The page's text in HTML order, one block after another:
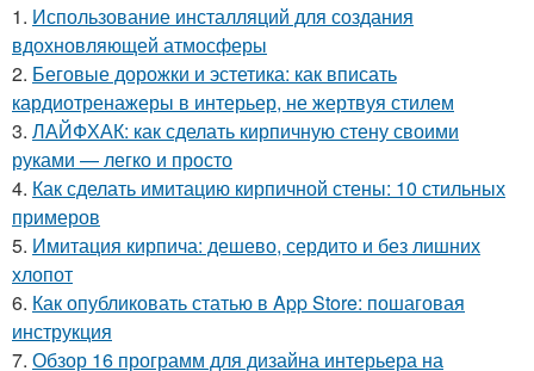
1. Использование инсталляций для создания
вдохновляющей атмосферы
2. Беговые дорожки и эстетика: как вписать
кардиотренажеры в интерьер, не жертвуя стилем
3. ЛАЙФХАК: как сделать кирпичную стену своими
руками — легко и просто
4. Как сделать имитацию кирпичной стены: 10 стильных
примеров
5. Имитация кирпича: дешево, сердито и без лишних
хлопот
6. Как опубликовать статью в App Store: пошаговая
инструкция
7. Обзор 16 программ для дизайна интерьера на